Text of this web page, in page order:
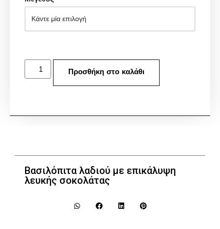
Προσθήκη στο καλάθι
Βασιλόπιτα λαδιού με επικάλυψη
λευκής σοκολάτας